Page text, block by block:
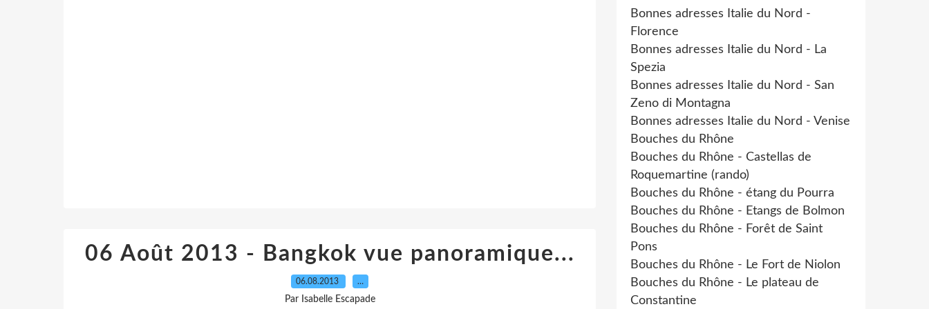
06 Août 2013 - Bangkok vue panoramique...
06.08.2013 …
Par Isabelle Escapade
Bonnes adresses Italie du Nord -
Florence
Bonnes adresses Italie du Nord - La
Spezia
Bonnes adresses Italie du Nord - San
Zeno di Montagna
Bonnes adresses Italie du Nord - Venise
Bouches du Rhône
Bouches du Rhône - Castellas de
Roquemartine (rando)
Bouches du Rhône - étang du Pourra
Bouches du Rhône - Etangs de Bolmon
Bouches du Rhône - Forêt de Saint
Pons
Bouches du Rhône - Le Fort de Niolon
Bouches du Rhône - Le plateau de
Constantine